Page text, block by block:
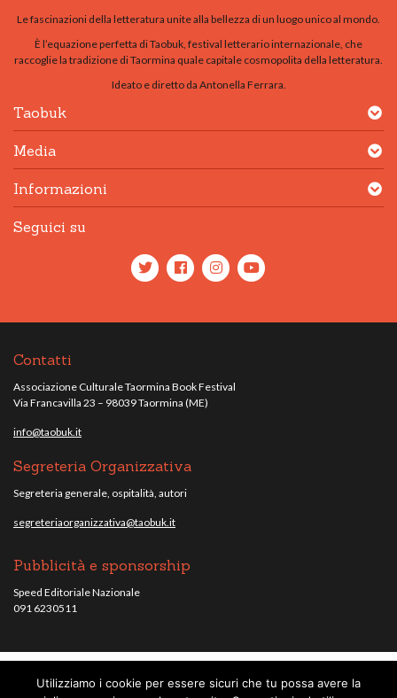
Le fascinazioni della letteratura unite alla bellezza di un luogo unico al mondo.
È l’equazione perfetta di Taobuk, festival letterario internazionale, che
raccoglie la tradizione di Taormina quale capitale cosmopolita della letteratura.
Ideato e diretto da Antonella Ferrara.
Taobuk
Media
Informazioni
Seguici su
Contatti
Associazione Culturale Taormina Book Festival
Via Francavilla 23 – 98039 Taormina (ME)
info@taobuk.it
Segreteria Organizzativa
Segreteria generale, ospitalità, autori
segreteriaorganizzativa@taobuk.it
Pubblicità e sponsorship
Speed Editoriale Nazionale
091 6230511
© Taobuk, festival letterario internazionale 2013/2021 - Tutti i contenuti del
Utilizziamo i cookie per essere sicuri che tu possa avere la